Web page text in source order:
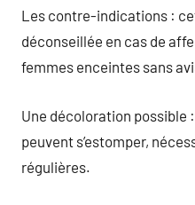
Les contre-indications :
déconseillée en cas de
femmes enceintes sans
Une décoloration possible
peuvent s’estomper,
régulières.